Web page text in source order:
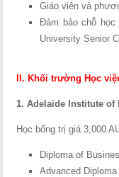
Giáo viên và
Đảm bảo chỗ học
University Senior
II. Khối trường Học
1. Adelaide Institute of
Học bổng trị giá 3,000
Diploma of
Advanced